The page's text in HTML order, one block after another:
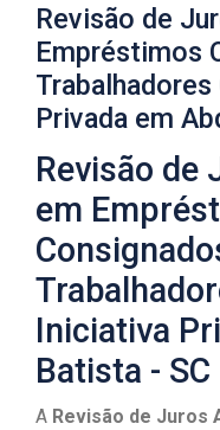
Revisão de
Empréstimos
Privada em
Revisão de
em
Iniciativa
Batista - SC
A Revisão de Juros